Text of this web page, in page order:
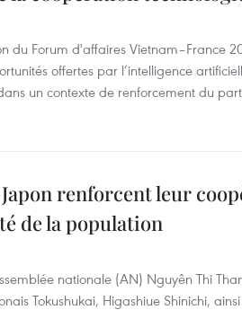
du Forum d'affaires Vietnam–France
offertes par l’intelligence
un contexte de renforcement du
renforcent leur
de la population
nationale (AN) Nguyên Thi
Tokushukai, Higashiue Shinichi,